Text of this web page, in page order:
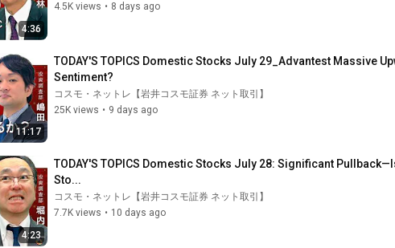
4:36
4.5K views • 8 days ago
11:17
TODAY'S TOPICS Domestic Stocks July 29_Advantest Massive
Sentiment?
コスモ・ネットレ【岩井コスモ証券 ネット取引】
25K views • 9 days ago
4:23
TODAY'S TOPICS Domestic Stocks July 28: Significant
Sto...
コスモ・ネットレ【岩井コスモ証券 ネット取引】
7.7K views • 10 days ago